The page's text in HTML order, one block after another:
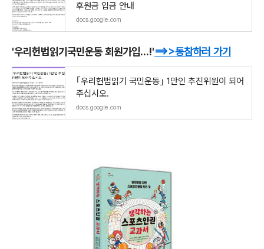
후원금 입금 안내
docs.google.com
'우리헌법읽기국민운동 회원가입...!'==>>동참하러 가기
｢우리헌법읽기 국민운동｣ 1만인 추진위원이 되어
주십시오.
docs.google.com